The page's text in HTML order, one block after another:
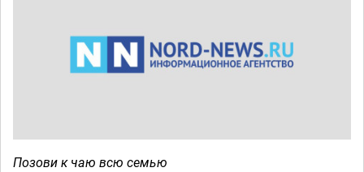
Позови к чаю всю семью